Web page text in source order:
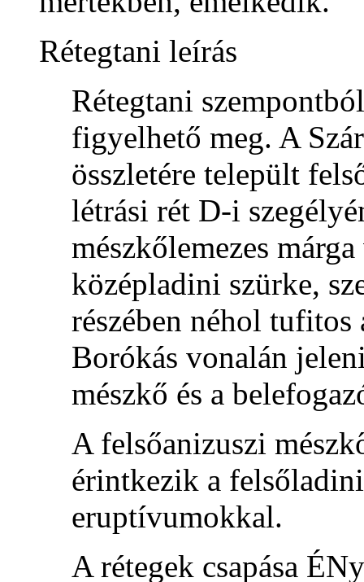
Rétegtani leírás
Rétegtani
figyelhető meg. A
összletére települt
létrási rét D-i
mészkőlemezes
középladini szürke,
részében néhol tufitos
Borókás vonalán
mészkő és a
A felsőanizuszi
érintkezik a
eruptívumokkal.
A rétegek csapása